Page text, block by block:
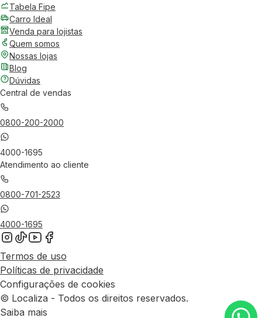
Tabela Fipe
Carro Ideal
Venda para lojistas
Quem somos
Nossas lojas
Blog
Dúvidas
Central de vendas
0800-200-2000
4000-1695
Atendimento ao cliente
0800-701-2523
4000-1695
Termos de uso
Políticas de privacidade
Configurações de cookies
© Localiza - Todos os direitos reservados.
Saiba mais